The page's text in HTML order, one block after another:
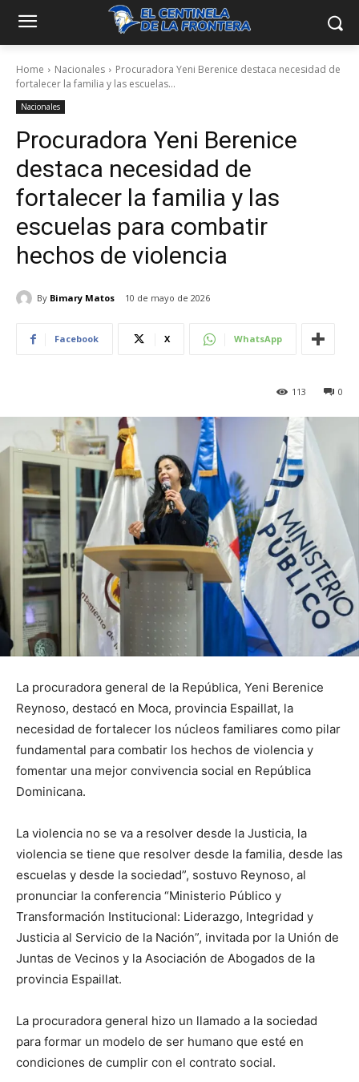
Home Nacionales
Procuradora Yeni Berenice destaca necesidad de
fortalecer la familia y las escuelas...
Nacionales
Procuradora Yeni Berenice
destaca necesidad de
fortalecer la familia y las
escuelas para combatir
hechos de violencia
By Bimary Matos 10 de mayo de 2026
Facebook X WhatsApp
0
113
La procuradora general de la República, Yeni Berenice
Reynoso, destacó en Moca, provincia Espaillat, la
necesidad de fortalecer los núcleos familiares como pilar
fundamental para combatir los hechos de violencia y
fomentar una mejor convivencia social en República
Dominicana.
La violencia no se va a resolver desde la Justicia, la
violencia se tiene que resolver desde la familia, desde las
escuelas y desde la sociedad”, sostuvo Reynoso, al
pronunciar la conferencia “Ministerio Público y
Transformación Institucional: Liderazgo, Integridad y
Justicia al Servicio de la Nación”, invitada por la Unión de
Juntas de Vecinos y la Asociación de Abogados de la
provincia Espaillat.
La procuradora general hizo un llamado a la sociedad
para formar un modelo de ser humano que esté en
condiciones de cumplir con el contrato social.